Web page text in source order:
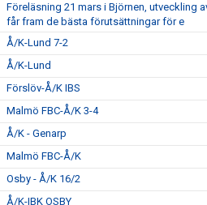
Föreläsning 21 mars i Björnen, utveckling
får fram de bästa förutsättningar för e
Å/K-Lund 7-2
Å/K-Lund
Förslöv-Å/K IBS
Malmö FBC-Å/K 3-4
Å/K - Genarp
Malmö FBC-Å/K
Osby - Å/K 16/2
Å/K-IBK OSBY